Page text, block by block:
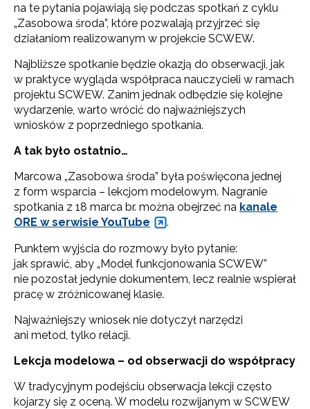
na te pytania pojawiają się podczas spotkań z cyklu
„Zasobowa środa”, które pozwalają przyjrzeć się
działaniom realizowanym w projekcie SCWEW.
Najbliższe spotkanie będzie okazją do obserwacji, jak
w praktyce wygląda współpraca nauczycieli w ramach
projektu SCWEW. Zanim jednak odbędzie się kolejne
wydarzenie, warto wrócić do najważniejszych
wniosków z poprzedniego spotkania.
A tak było ostatnio…
Marcowa „Zasobowa środa” była poświęcona jednej
z form wsparcia – lekcjom modelowym. Nagranie
spotkania z 18 marca br. można obejrzeć na kanale
ORE w serwisie YouTube
.
Punktem wyjścia do rozmowy było pytanie:
jak sprawić, aby „Model funkcjonowania SCWEW”
nie pozostał jedynie dokumentem, lecz realnie wspierał
pracę w zróżnicowanej klasie.
Najważniejszy wniosek nie dotyczył narzędzi
ani metod, tylko relacji.
Lekcja modelowa – od obserwacji do współpracy
W tradycyjnym podejściu obserwacja lekcji często
kojarzy się z oceną. W modelu rozwijanym w SCWEW